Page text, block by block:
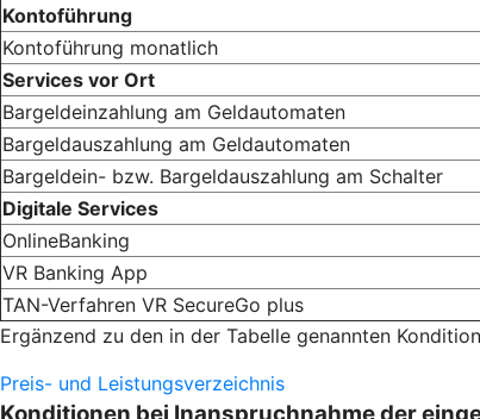
Kontoführung
Kontoführung monatlich
Services vor Ort
Bargeldeinzahlung am Geldautomaten
Bargeldauszahlung am Geldautomaten
Bargeldein- bzw. Bargeldauszahlung am Schalter
Digitale Services
OnlineBanking
VR Banking App
TAN-Verfahren VR SecureGo plus
Ergänzend zu den in der Tabelle genannten
Preis- und Leistungsverzeichnis